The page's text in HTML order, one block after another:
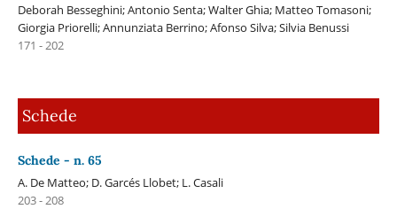
Deborah Besseghini; Antonio Senta; Walter Ghia; Matteo Tomasoni;
Giorgia Priorelli; Annunziata Berrino; Afonso Silva; Silvia Benussi
171 - 202
Schede
Schede - n. 65
A. De Matteo; D. Garcés Llobet; L. Casali
203 - 208